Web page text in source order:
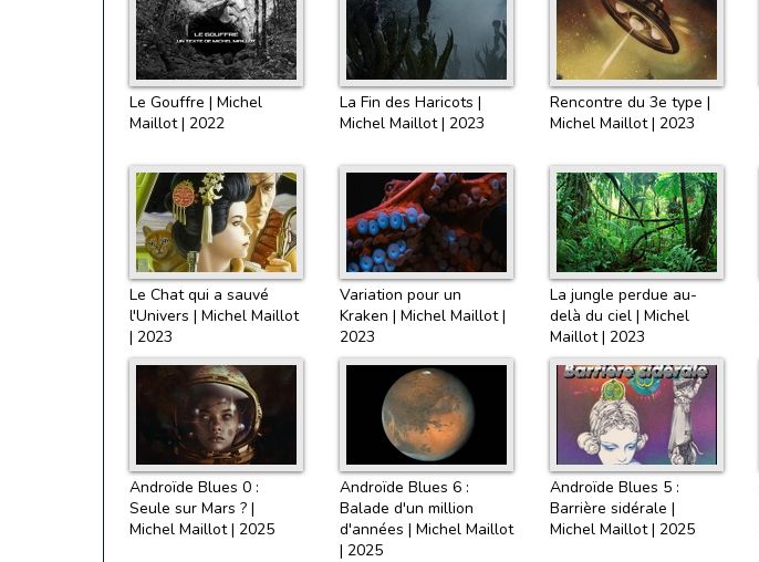
Le Gouffre | Michel
Maillot | 2022
La Fin des Haricots |
Michel Maillot | 2023
Rencontre du 3e type |
Michel Maillot | 2023
Le Chat qui a sauvé
l'Univers | Michel Maillot
| 2023
Variation pour un
Kraken | Michel Maillot |
2023
La jungle perdue au-
delà du ciel | Michel
Maillot | 2023
Androïde Blues 0 :
Seule sur Mars ? |
Michel Maillot | 2025
Androïde Blues 6 :
Balade d'un million
d'années | Michel Maillot
| 2025
Androïde Blues 5 :
Barrière sidérale |
Michel Maillot | 2025